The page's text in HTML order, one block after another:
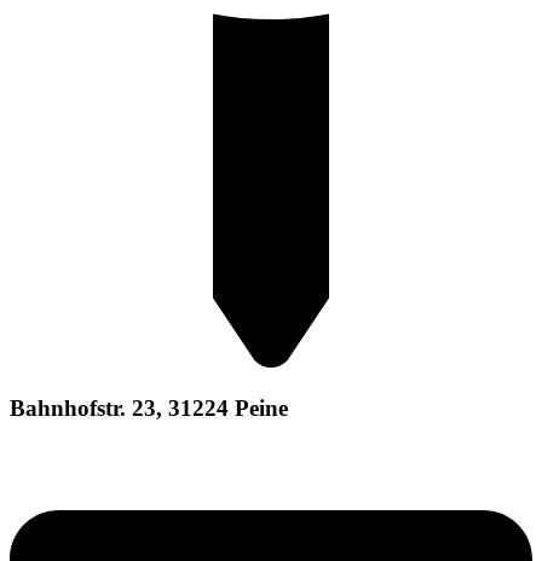
Bahnhofstr. 23, 31224 Peine